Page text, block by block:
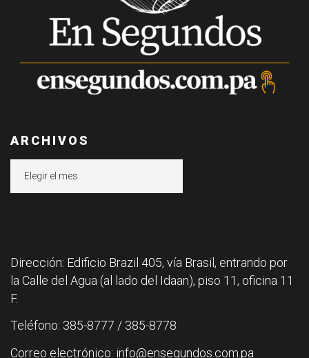
ARCHIVOS
Dirección: Edificio Brazil 405, vía Brasil, entrando por
la Calle del Agua (al lado del Idaan), piso 11, oficina 11
F.
Teléfono: 385-8777 / 385-8778
Correo electrónico: info@ensegundos.com.pa